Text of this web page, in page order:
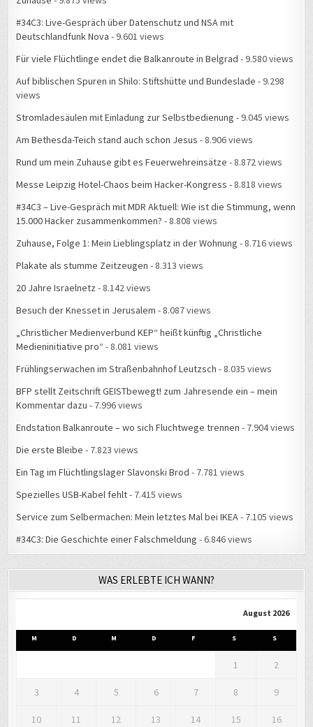
#34C3: Live-Gespräch über Datenschutz und NSA mit
Deutschlandfunk Nova - 9.601 views
Für viele Flüchtlinge endet die Balkanroute in Belgrad - 9.580 views
Auf biblischen Spuren in Shilo: Stiftshütte und Bundeslade - 9.298
views
Stromladesäulen mit Einladung zur Selbstbedienung - 9.045 views
Am Bethesda-Teich stand auch schon Jesus - 8.906 views
Rund um mein Zuhause gibt es Feuerwehreinsätze - 8.872 views
Messe Leipzig Hotel-Chaos beim Hacker-Kongress - 8.818 views
#34C3 – Live-Gespräch mit MDR Aktuell: Wie ist die Stimmung, wenn
15.000 Hacker zusammenkommen? - 8.808 views
Zuhause, Folge 1: Mein Lieblingsplatz in der Wohnung - 8.716 views
Plakate als stumme Zeitzeugen - 8.313 views
20 Jahre Israelnetz - 8.142 views
Besuch der Knesset in Jerusalem - 8.087 views
„Christlicher Medienverbund KEP“ heißt künftig „Christliche
Medieninitiative pro“ - 8.081 views
Frühlingserwachen im Straßenbahnhof Leutzsch - 8.035 views
BFP stellt Zeitschrift GEISTbewegt! zum Jahresende ein – mein
Kommentar dazu - 7.996 views
Endstation Balkanroute – wo sich Fluchtwege trennen - 7.904 views
Die erste Bleibe - 7.823 views
Ein Tag im Flüchtlingslager Slavonski Brod - 7.781 views
Spezielles USB-Kabel fehlt- 7.415 views
Service zum Selbermachen: Mein letztes Mal bei IKEA- 7.105 views
#34C3: Die Geschichte einer Falschmeldung - 6.846 views
WAS ERLEBTE ICH WANN?
August 2026
M D M D F S S
1 2
3 4 5 6 7 8 9
10 11 12 13 14 15 16